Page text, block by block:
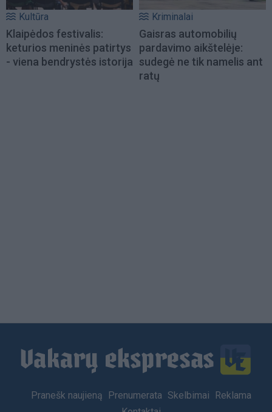
Kultūra
Klaipėdos festivalis:
keturios meninės patirtys
- viena bendrystės istorija
Kriminalai
Gaisras automobilių
pardavimo aikštelėje:
sudegė ne tik namelis ant
ratų
Footer
Pranešk naujieną Prenumerata Skelbimai
Reklama